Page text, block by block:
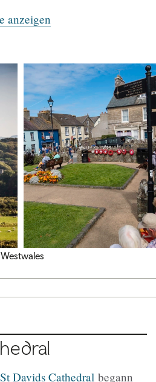
anzeigen
St Davids Cathedral begann